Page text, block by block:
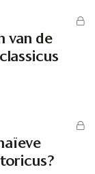
van de